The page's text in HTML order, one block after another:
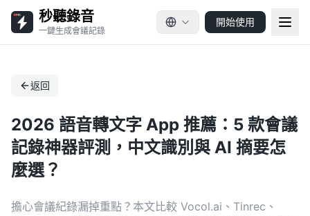
秒聽錄音
一鍵生成會議記錄
開始使用
返回
2026 語音轉文字 App 推薦：5 款會議
記錄神器評測，中文識別與 AI 摘要怎
麼選？
擔心會議紀錄漏掉重點？本文比較 Vocol.ai、Tinrec、